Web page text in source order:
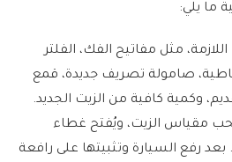
ما يلي:
مثل مفاتيح الفك، الفلتر
صامولة تصريف جديدة، قمع
وكمية كافية من الزيت الجديد.
مقياس الزيت، ويُفتح غطاء
بعد رفع السيارة وتثبيتها على رافعة